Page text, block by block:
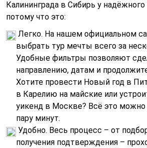
Калининграда в Сибирь у надёжного
потому что это:
Легко. На нашем официальном
выбрать тур мечты всего за
Удобные фильтры позволяют
направлению, датам и
Хотите провести Новый год в
в Карелию на майские или
уикенд в Москве? Всё это можно
пару минут.
Удобно. Весь процесс – от
получения подтверждения –